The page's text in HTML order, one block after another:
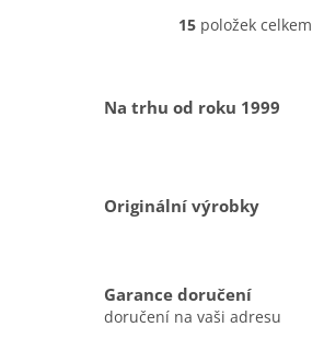
O
á
d
p
r
y
v
ý
15 položek celkem
Na trhu od roku 1999
Originální výrobky
Garance doručení
doručení na vaši adresu